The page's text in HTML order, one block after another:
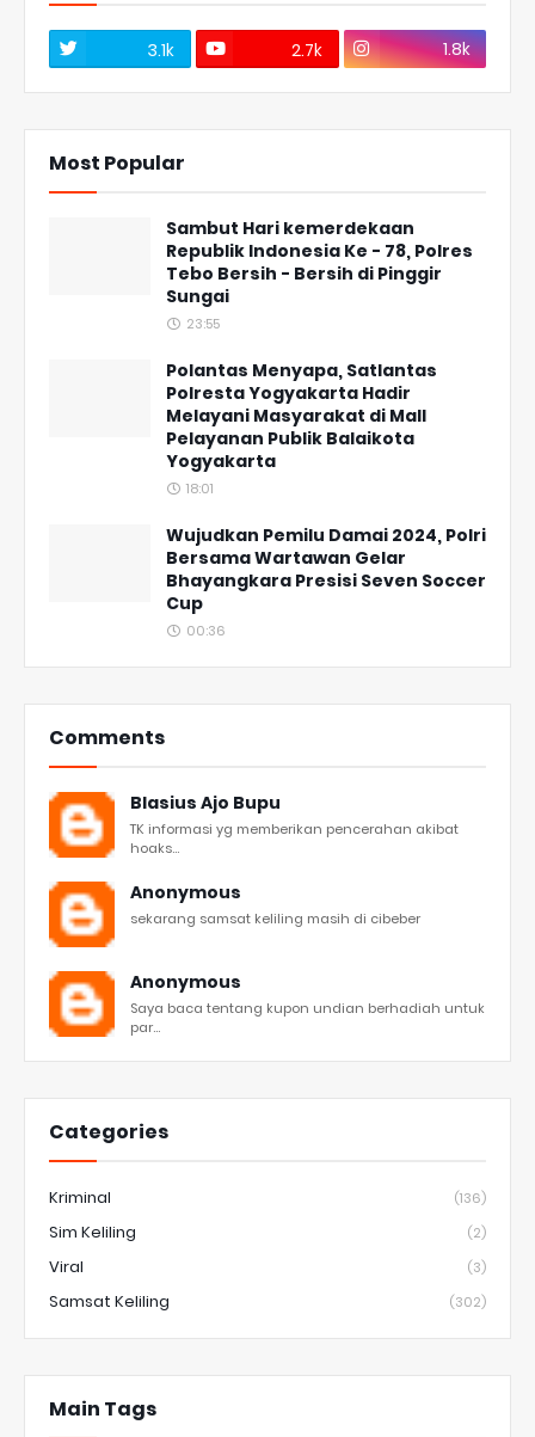
3.1k 2.7k 1.8k
Most Popular
Sambut Hari kemerdekaan
Republik Indonesia Ke - 78, Polres
Tebo Bersih - Bersih di Pinggir
Sungai
23:55
Polantas Menyapa, Satlantas
Polresta Yogyakarta Hadir
Melayani Masyarakat di Mall
Pelayanan Publik Balaikota
Yogyakarta
18:01
Wujudkan Pemilu Damai 2024, Polri
Bersama Wartawan Gelar
Bhayangkara Presisi Seven Soccer
Cup
00:36
Comments
Blasius Ajo Bupu
TK informasi yg memberikan pencerahan akibat
hoaks...
Anonymous
sekarang samsat keliling masih di cibeber
Anonymous
Saya baca tentang kupon undian berhadiah untuk
par...
Categories
Kriminal (136)
Sim Keliling (2)
Viral (3)
Samsat Keliling (302)
Main Tags